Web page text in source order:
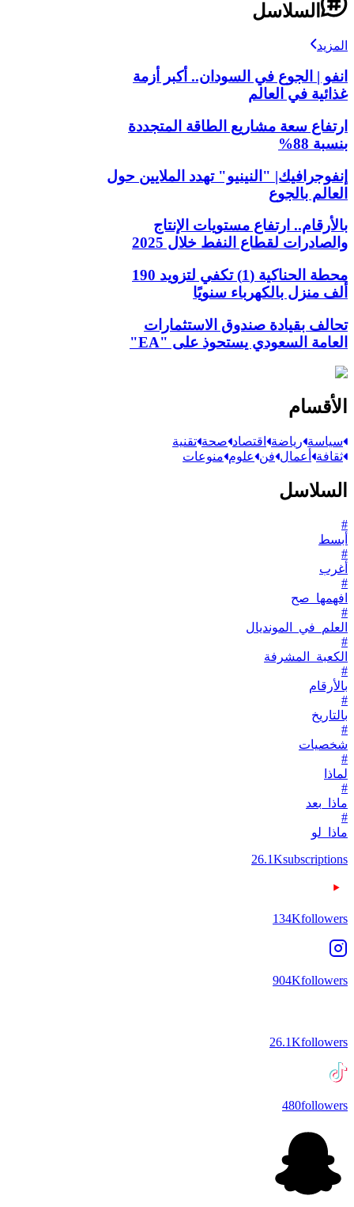
السلاسل
المزيد
انفو | الجوع في السودان.. أكبر أزمة
غذائية في العالم
ارتفاع سعة مشاريع الطاقة المتجددة
بنسبة 88%
إنفوجرافيك| "النينيو" تهدد الملايين حول
العالم بالجوع
بالأرقام.. ارتفاع مستويات الإنتاج
والصادرات لقطاع النفط خلال 2025
محطة الحناكية (1) تكفي لتزويد 190
ألف منزل بالكهرباء سنويًا
تحالف بقيادة صندوق الاستثمارات
العامة السعودي يستحوذ على "EA"
الأقسام
سياسة رياضة اقتصاد صحة تقنية
ثقافة أعمال فن علوم منوعات
السلاسل
#
أبسط
#
أغرب
#
افهمها_صح
#
العلم_في_المونديال
#
الكعبة_المشرفة
#
بالأرقام
#
بالتاريخ
#
شخصيات
#
لماذا
#
ماذا_بعد
#
ماذا_لو
26.1Ksubscriptions
134Kfollowers
904Kfollowers
26.1Kfollowers
480followers